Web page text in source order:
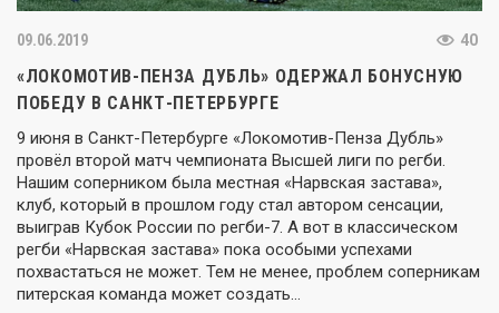
09.06.2019 40
«ЛОКОМОТИВ-ПЕНЗА ДУБЛЬ» ОДЕРЖАЛ БОНУСНУЮ
ПОБЕДУ В САНКТ-ПЕТЕРБУРГЕ
9 июня в Санкт-Петербурге «Локомотив-Пенза Дубль»
провёл второй матч чемпионата Высшей лиги по регби.
Нашим соперником была местная «Нарвская застава»,
клуб, который в прошлом году стал автором сенсации,
выиграв Кубок России по регби-7. А вот в классическом
регби «Нарвская застава» пока особыми успехами
похвастаться не может. Тем не менее, проблем соперникам
питерская команда может создать…